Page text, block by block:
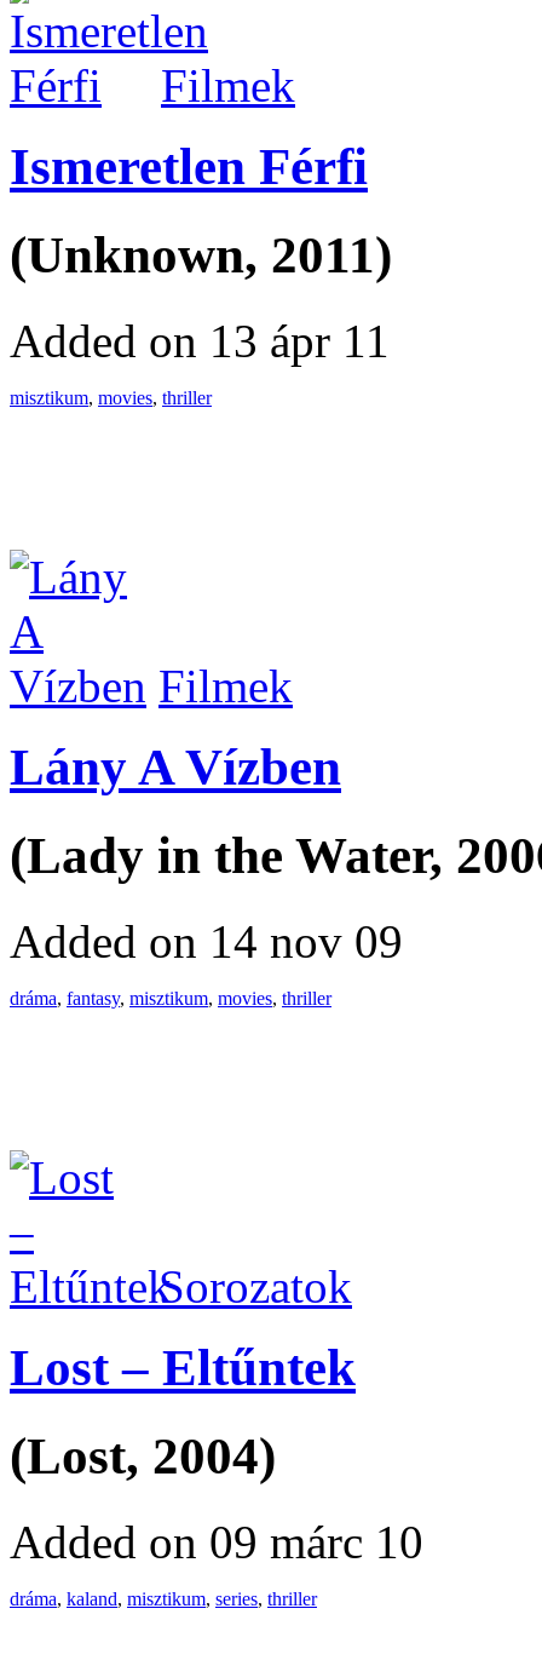
Filmek
Ismeretlen Férfi
(Unknown, 2011)
Added on 13 ápr 11
misztikum, movies, thriller
Filmek
Lány A Vízben
(Lady in the Water,
Added on 14 nov 09
dráma, fantasy, misztikum, movies, thriller
Sorozatok
Lost – Eltűntek
(Lost, 2004)
Added on 09 márc 10
dráma, kaland, misztikum, series, thriller